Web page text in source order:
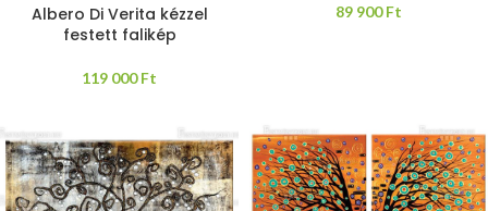
Albero Di Verita kézzel
festett falikép
119 000Ft
89 900Ft